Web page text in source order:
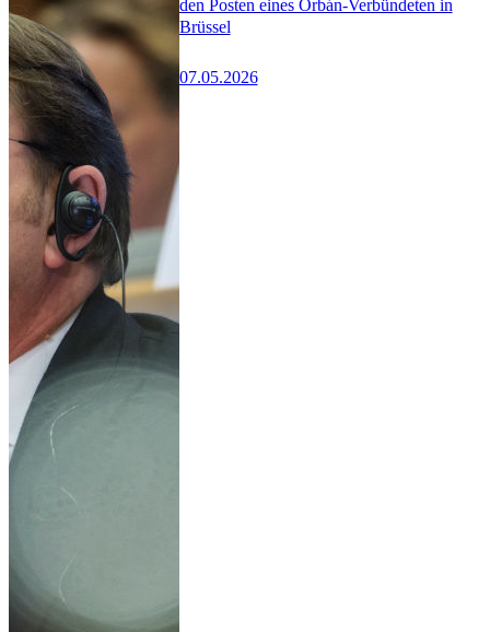
den Posten eines Orbán-Verbündeten in
Brüssel
07.05.2026